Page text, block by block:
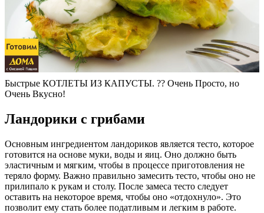
Быстрые КОТЛЕТЫ ИЗ КАПУСТЫ. ?? Очень Просто, но
Очень Вкусно!
Ландорики с грибами
Основным ингредиентом ландориков является тесто, которое
готовится на основе муки, воды и яиц. Оно должно быть
эластичным и мягким, чтобы в процессе приготовления не
теряло форму. Важно правильно замесить тесто, чтобы оно не
прилипало к рукам и столу. После замеса тесто следует
оставить на некоторое время, чтобы оно «отдохнуло». Это
позволит ему стать более податливым и легким в работе.